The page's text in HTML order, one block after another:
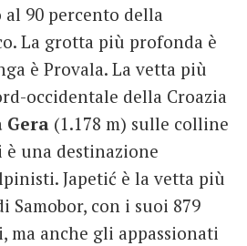
90 percento della
La grotta più profonda è
è Provala. La vetta più
occidentale della Croazia
Gera (1.178 m) sulle colline
una destinazione
Japetić è la vetta più
Samobor, con i suoi 879
ma anche gli appassionati